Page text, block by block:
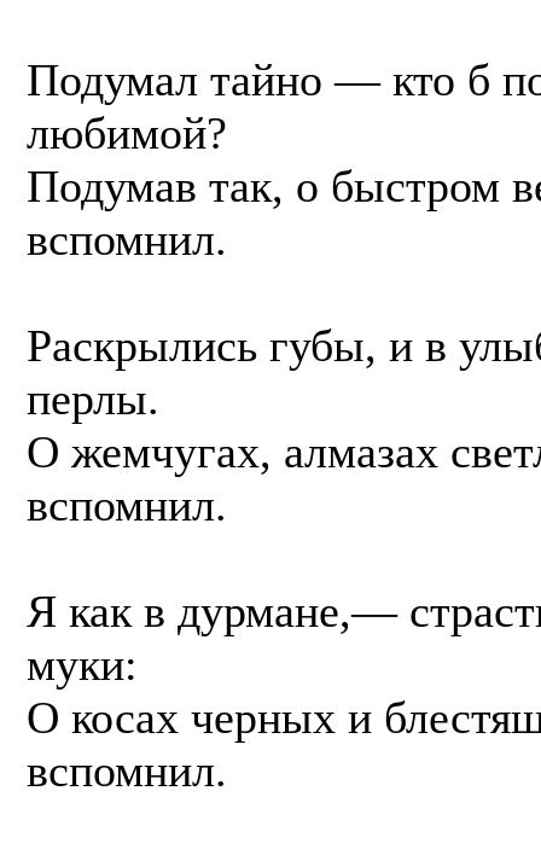
Подумал тайно — кто б
любимой?
Подумав так, о быстром
вспомнил.
Раскрылись губы, и в
перлы.
О жемчугах, алмазах
вспомнил.
Я как в дурмане,—
муки:
О косах черных и
вспомнил.